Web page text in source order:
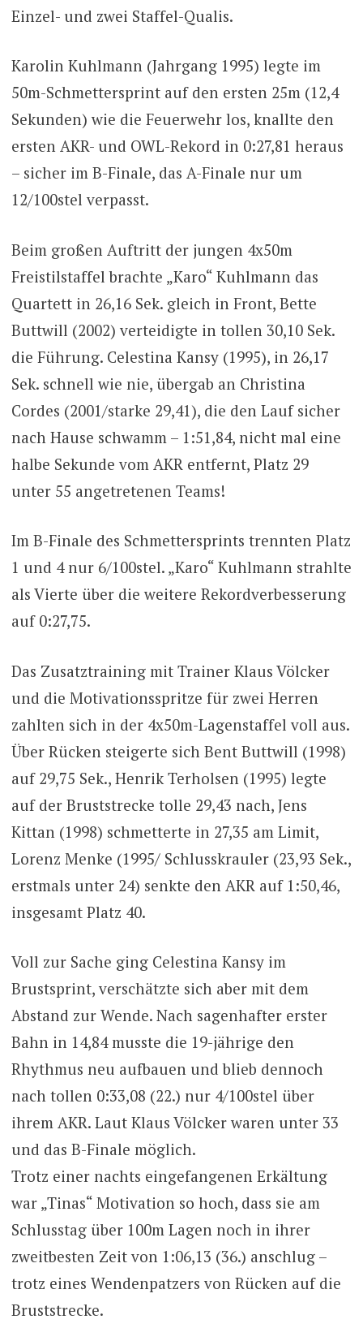
Einzel- und zwei Staffel-Qualis.
Karolin Kuhlmann (Jahrgang 1995) legte im
50m-Schmettersprint auf den ersten 25m (12,4
Sekunden) wie die Feuerwehr los, knallte den
ersten AKR- und OWL-Rekord in 0:27,81 heraus
– sicher im B-Finale, das A-Finale nur um
12/100stel verpasst.
Beim großen Auftritt der jungen 4x50m
Freistilstaffel brachte „Karo“ Kuhlmann das
Quartett in 26,16 Sek. gleich in Front, Bette
Buttwill (2002) verteidigte in tollen 30,10 Sek.
die Führung. Celestina Kansy (1995), in 26,17
Sek. schnell wie nie, übergab an Christina
Cordes (2001/starke 29,41), die den Lauf sicher
nach Hause schwamm – 1:51,84, nicht mal eine
halbe Sekunde vom AKR entfernt, Platz 29
unter 55 angetretenen Teams!
Im B-Finale des Schmettersprints trennten Platz
1 und 4 nur 6/100stel. „Karo“ Kuhlmann strahlte
als Vierte über die weitere Rekordverbesserung
auf 0:27,75.
Das Zusatztraining mit Trainer Klaus Völcker
und die Motivationsspritze für zwei Herren
zahlten sich in der 4x50m-Lagenstaffel voll aus.
Über Rücken steigerte sich Bent Buttwill (1998)
auf 29,75 Sek., Henrik Terholsen (1995) legte
auf der Bruststrecke tolle 29,43 nach, Jens
Kittan (1998) schmetterte in 27,35 am Limit,
Lorenz Menke (1995/ Schlusskrauler (23,93 Sek.,
erstmals unter 24) senkte den AKR auf 1:50,46,
insgesamt Platz 40.
Voll zur Sache ging Celestina Kansy im
Brustsprint, verschätzte sich aber mit dem
Abstand zur Wende. Nach sagenhafter erster
Bahn in 14,84 musste die 19-jährige den
Rhythmus neu aufbauen und blieb dennoch
nach tollen 0:33,08 (22.) nur 4/100stel über
ihrem AKR. Laut Klaus Völcker waren unter 33
und das B-Finale möglich.
Trotz einer nachts eingefangenen Erkältung
war „Tinas“ Motivation so hoch, dass sie am
Schlusstag über 100m Lagen noch in ihrer
zweitbesten Zeit von 1:06,13 (36.) anschlug –
trotz eines Wendenpatzers von Rücken auf die
Bruststrecke.